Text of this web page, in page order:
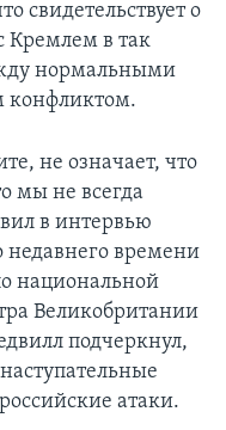
свидетельствует о
Кремлем в так
нормальными
не означает, что
мы не всегда
в интервью
недавнего времени
национальной
Великобритании
подчеркнул,
атаки.